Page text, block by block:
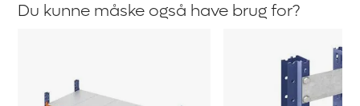
Du kunne måske også have brug for?